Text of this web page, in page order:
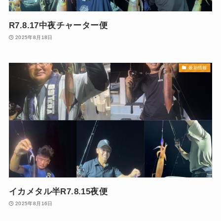
R7.8.17中夜チャーター便
2025年8月18日
最新情報
イカメタル半R7.8.15夜便
2025年8月16日